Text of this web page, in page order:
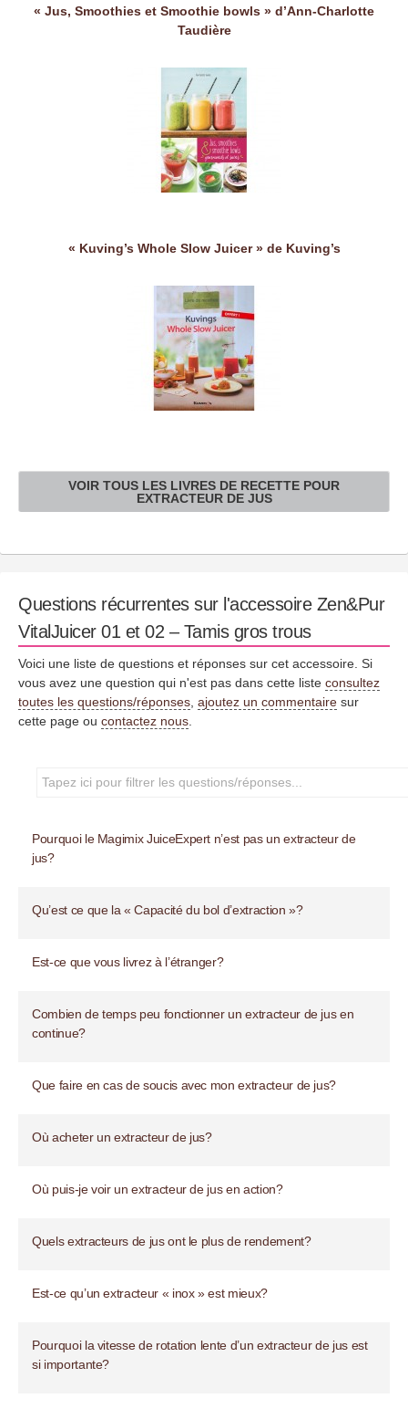
« Jus, Smoothies et Smoothie bowls » d’Ann-Charlotte
Taudière
« Kuving’s Whole Slow Juicer » de Kuving’s
VOIR TOUS LES LIVRES DE RECETTE POUR
EXTRACTEUR DE JUS
Questions récurrentes sur l'accessoire Zen&Pur
VitalJuicer 01 et 02 – Tamis gros trous
Voici une liste de questions et réponses sur cet accessoire. Si
vous avez une question qui n'est pas dans cette liste consultez
toutes les questions/réponses ajoutez un commentaire sur
cette page ou contactez nous
Pourquoi le Magimix JuiceExpert n’est pas un extracteur de
jus?
Qu’est ce que la « Capacité du bol d’extraction »?
Est-ce que vous livrez à l’étranger?
Combien de temps peu fonctionner un extracteur de jus en
continue?
Que faire en cas de soucis avec mon extracteur de jus?
Où acheter un extracteur de jus?
Où puis-je voir un extracteur de jus en action?
Quels extracteurs de jus ont le plus de rendement?
Est-ce qu’un extracteur « inox » est mieux?
Pourquoi la vitesse de rotation lente d’un extracteur de jus est
si importante?